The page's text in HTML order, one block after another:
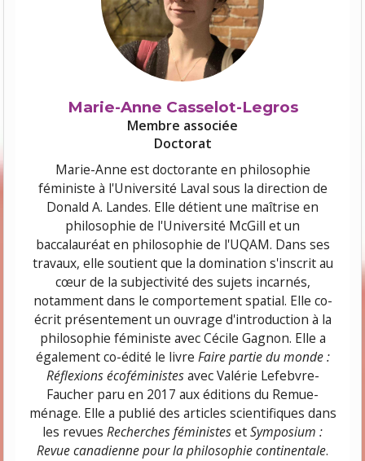
Marie-Anne Casselot-Legros
Membre associée
Doctorat
Marie-Anne est doctorante en philosophie
féministe à l'Université Laval sous la direction de
Donald A. Landes. Elle détient une maîtrise en
philosophie de l'Université McGill et un
baccalauréat en philosophie de l'UQAM. Dans ses
travaux, elle soutient que la domination s'inscrit au
cœur de la subjectivité des sujets incarnés,
notamment dans le comportement spatial. Elle co-
écrit présentement un ouvrage d'introduction à la
philosophie féministe avec Cécile Gagnon. Elle a
également co-édité le livre Faire partie du monde :
Réflexions écoféministes avec Valérie Lefebvre-
Faucher paru en 2017 aux éditions du Remue-
ménage. Elle a publié des articles scientifiques dans
les revues Recherches féministesetSymposium :
Revue canadienne pour la philosophie continentale.